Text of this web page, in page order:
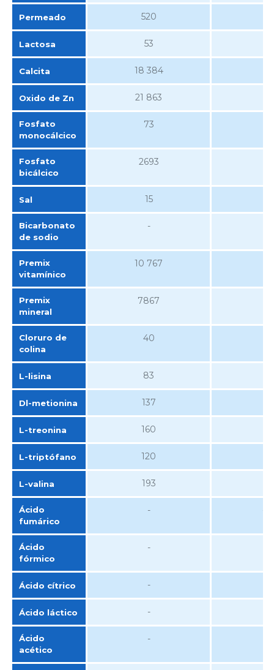
Permeado 520
Lactosa 53
Calcita 18 384
Oxido de Zn 21 863
Fosfato
monocálcico
73
Fosfato
bicálcico
2693
Sal 15
Bicarbonato
de sodio
-
Premix
vitamínico
10 767
Premix
mineral
7867
Cloruro de
colina
40
L-lisina 83
Dl-metionina 137
L-treonina 160
L-triptófano 120
L-valina 193
Ácido
fumárico
-
Ácido
fórmico
-
Ácido cítrico -
Ácido láctico -
Ácido
acético
-